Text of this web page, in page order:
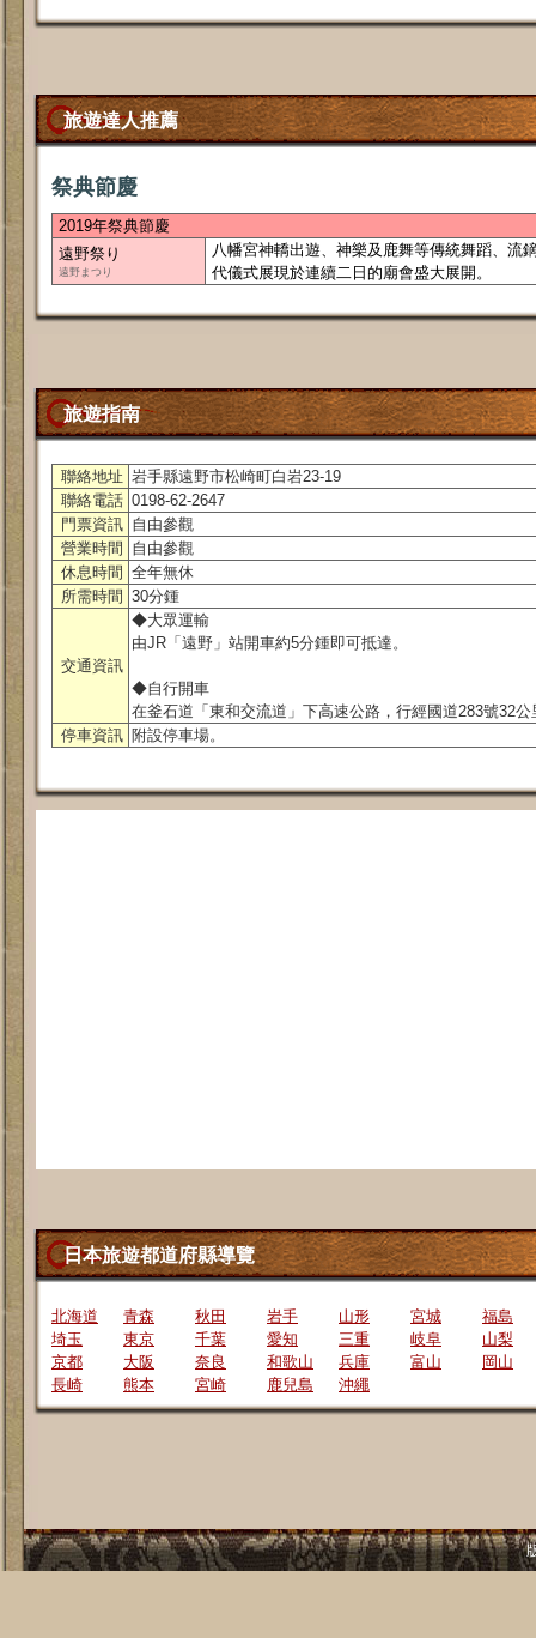
旅遊達人推薦
祭典節慶
2019年祭典節慶
遠野祭り
遠野まつり
八幡宮神轎出遊、神樂及鹿舞等傳統舞蹈、流
代儀式展現於連續二日的廟會盛大展開。
旅遊指南
聯絡地址 岩手縣遠野市松崎町白岩23-19
聯絡電話 0198-62-2647
門票資訊 自由參觀
營業時間
自由參觀
休息時間 全年無休
所需時間 30分鍾
交通資訊
◆大眾運輸
由JR「遠野」站開車約5分鍾即可抵達。
◆自行開車
在釜石道「東和交流道」下高速公路，行經國道283號32
停車資訊 附設停車場。
日本旅遊都道府縣導覽
北海道 青森 秋田 岩手 山形 宮城
福島
埼玉
東京 千葉 愛知 三重 岐阜
山梨
京都
大阪 奈良 和歌山 兵庫 富山
岡山
長崎
熊本 宮崎 鹿兒島 沖繩